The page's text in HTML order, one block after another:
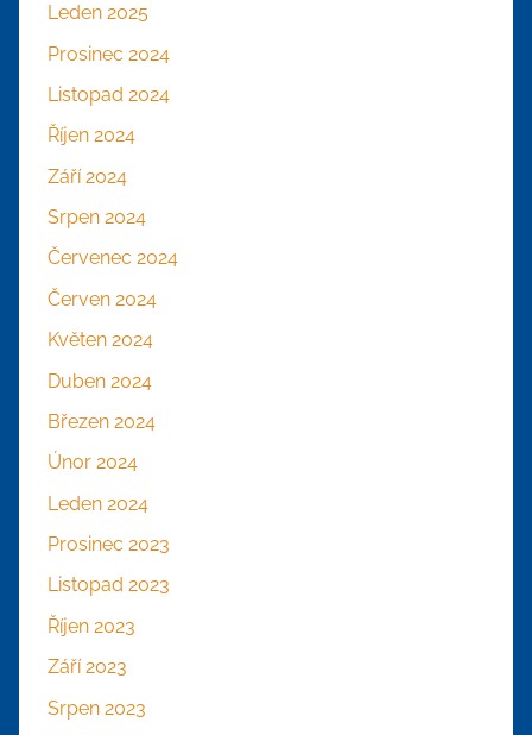
Leden 2025
Prosinec 2024
Listopad 2024
Říjen 2024
Září 2024
Srpen 2024
Červenec 2024
Červen 2024
Květen 2024
Duben 2024
Březen 2024
Únor 2024
Leden 2024
Prosinec 2023
Listopad 2023
Říjen 2023
Září 2023
Srpen 2023